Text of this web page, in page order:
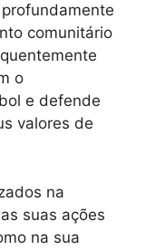
comunitário
o
e defende
valores de
na
suas ações
na sua